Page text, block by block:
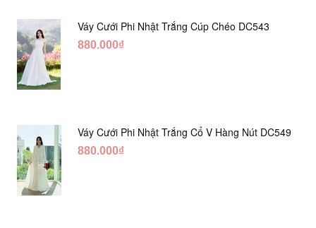
Váy Cưới Phi Nhật Trắng Cúp Chéo DC543
880.000₫
Váy Cưới Phi Nhật Trắng Cổ V Hàng Nút DC549
880.000₫